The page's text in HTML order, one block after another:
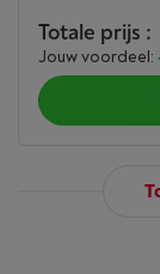
Totale prijs :
Jouw voordeel: